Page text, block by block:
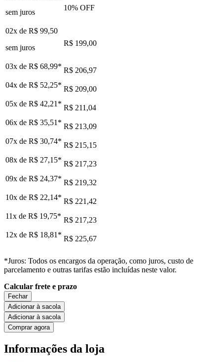
sem juros
10% OFF
02x de R$ 99,50
sem juros
R$ 199,00
03x de R$ 68,99* R$ 206,97
04x de R$ 52,25* R$ 209,00
05x de R$ 42,21 * R$ 211,04
06x de R$ 35,51 * R$ 213,09
07x de R$ 30,74* R$ 215,15
08x de R$ 27,15* R$ 217,23
09x de R$ 24,37* R$ 219,32
10x de R$ 22,14* R$ 221,42
11x de R$ 19,75* R$ 217,23
12x de R$ 18,81 * R$ 225,67
*Juros: Todos os encargos da operação, como juros, custo de
parcelamento e outras tarifas estão incluídas neste valor.
Calcular frete e prazo
Fechar
Adicionar à sacola
Adicionar à sacola
Comprar agora
Informações da loja